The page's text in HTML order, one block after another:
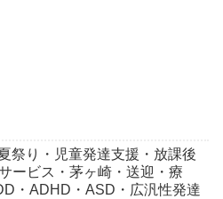
祭り・児童発達支援・放課後
ービス・茅ヶ崎・送迎・療
・ADHD・ASD・広汎性発達